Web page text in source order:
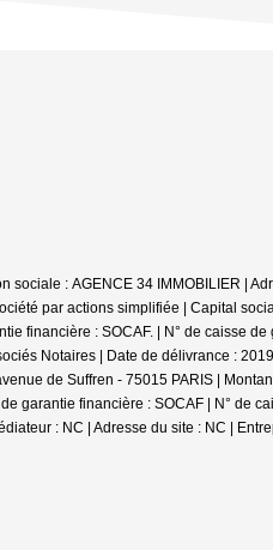
: AGENCE 34 IMMOBILIER |
par actions simplifiée | Capital
financière : SOCAF. | N° de caisse de
Notaires | Date de délivrance :
de Suffren - 75015 PARIS |
garantie financière : SOCAF | N° de
: NC | Adresse du site : NC |